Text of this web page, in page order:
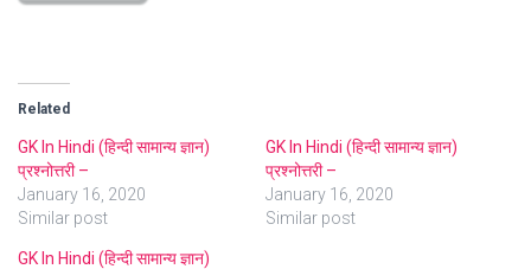
Related
GK In Hindi (हिन्दी सामान्य ज्ञान)
प्रश्नोत्तरी –
January 16, 2020
Similar post
GK In Hindi (हिन्दी सामान्य ज्ञान)
प्रश्नोत्तरी –
January 16, 2020
Similar post
GK In Hindi (हिन्दी सामान्य ज्ञान)